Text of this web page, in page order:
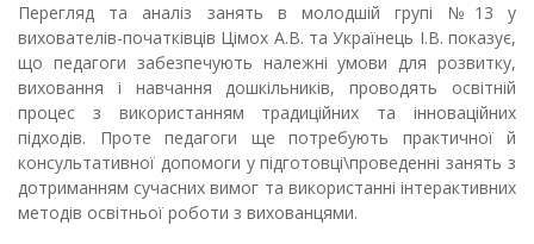
Перегляд та аналіз занять в молодшій групі №13 у
вихователів-початківців Цімох А.В. та Українець І.В. показує,
що педагоги забезпечують належні умови для розвитку,
виховання і навчання дошкільників, проводять освітній
процес з використанням традиційних та інноваційних
підходів. Проте педагоги ще потребують практичної й
консультативної допомоги у підготовці\проведенні занять з
дотриманням сучасних вимог та використанні інтерактивних
методів освітньої роботи з вихованцями.